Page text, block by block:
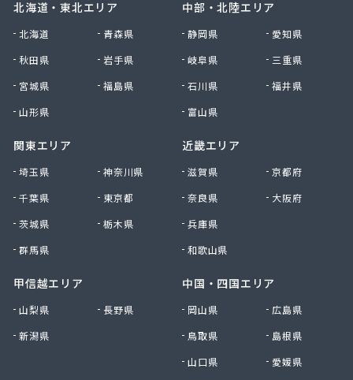
有限会社萩原工業所
有限会社福永ガス
有限会社福田石油店
脇田西商会
北海道・東北エリア
北海道
青森県
秋田県
岩手県
宮城県
福島県
山形県
関東エリア
埼玉県
神奈川県
千葉県
東京都
茨城県
栃木県
群馬県
甲信越エリア
山梨県
長野県
新潟県
中部・北陸エリア
静岡県
愛知県
岐阜県
三重県
石川県
福井県
富山県
近畿エリア
滋賀県
京都府
奈良県
大阪府
兵庫県
和歌山県
中国・四国エリア
岡山県
広島県
鳥取県
島根県
山口県
愛媛県